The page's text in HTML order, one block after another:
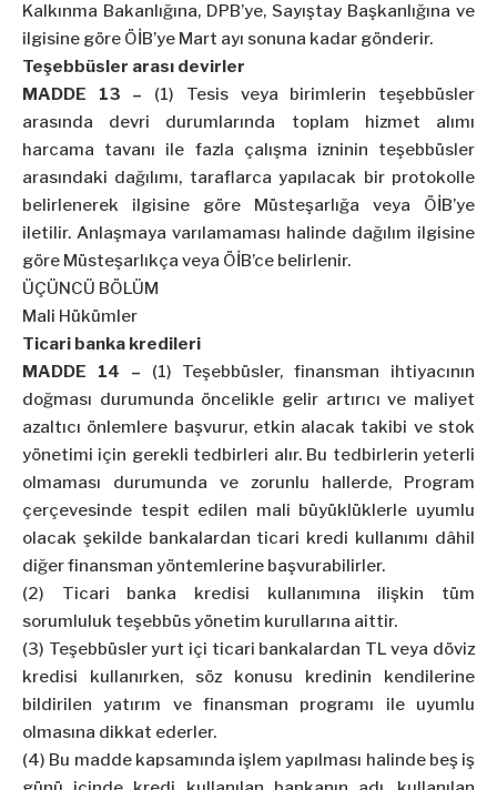
Kalkınma Bakanlığına, DPB’ye, Sayıştay Başkanlığına ve
ilgisine göre ÖİB’ye Mart ayı sonuna kadar gönderir.
Teşebbüsler arası devirler
MADDE 13 – (1) Tesis veya birimlerin teşebbüsler
arasında devri durumlarında toplam hizmet alımı
harcama tavanı ile fazla çalışma izninin teşebbüsler
arasındaki dağılımı, taraflarca yapılacak bir protokolle
belirlenerek ilgisine göre Müsteşarlığa veya ÖİB’ye
iletilir. Anlaşmaya varılamaması halinde dağılım ilgisine
göre Müsteşarlıkça veya ÖİB’ce belirlenir.
ÜÇÜNCÜ BÖLÜM
Mali Hükümler
Ticari banka kredileri
MADDE 14 – (1) Teşebbüsler, finansman ihtiyacının
doğması durumunda öncelikle gelir artırıcı ve maliyet
azaltıcı önlemlere başvurur, etkin alacak takibi ve stok
yönetimi için gerekli tedbirleri alır. Bu tedbirlerin yeterli
olmaması durumunda ve zorunlu hallerde, Program
çerçevesinde tespit edilen mali büyüklüklerle uyumlu
olacak şekilde bankalardan ticari kredi kullanımı dâhil
diğer finansman yöntemlerine başvurabilirler.
(2) Ticari banka kredisi kullanımına ilişkin tüm
sorumluluk teşebbüs yönetim kurullarına aittir.
(3) Teşebbüsler yurt içi ticari bankalardan TL veya döviz
kredisi kullanırken, söz konusu kredinin kendilerine
bildirilen yatırım ve finansman programı ile uyumlu
olmasına dikkat ederler.
(4) Bu madde kapsamında işlem yapılması halinde beş iş